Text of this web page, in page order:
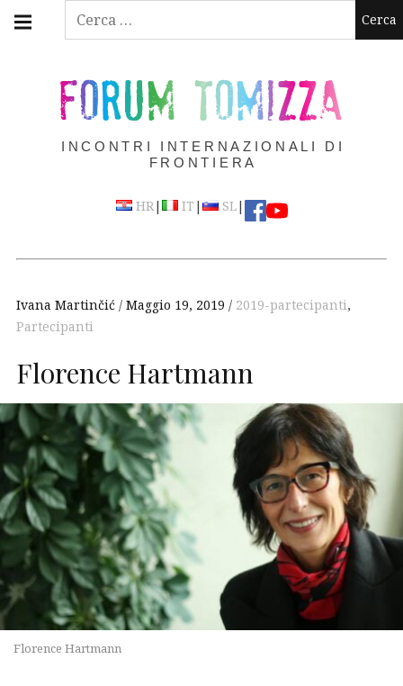
Ricerca
Skip
FORUM TOMIZZA
INCONTRI INTERNAZIONALI DI
FRONTIERA
HR| IT | SL|
navigation
Ivana Martinčić Maggio 19, 2019 2019-partecipanti,
Partecipanti
Florence Hartmann
Florence Hartmann